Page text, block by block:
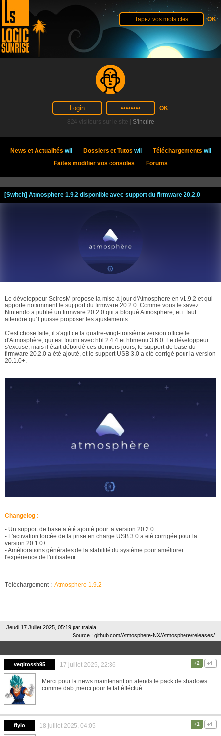
824 visiteurs sur le site | S'incrire
News et Actualités wii Dossiers et Tutos wii Téléchargements wii
Faites modifier vos consoles
Forums
[Switch] Atmosphere 1.9.2 disponible avec support du firmware 20.2.0
Le développeur SciresM propose la mise à jour d'Atmosphere en v1.9.2 et qui
apporte notamment le support du firmware 20.2.0. Comme vous le savez
Nintendo a publié un firmware 20.2.0 qui a bloqué Atmosphere, et il faut
attendre qu'il puisse proposer les ajustements.
C'est chose faite, il s'agit de la quatre-vingt-troisième version officielle
d'Atmosphère, qui est fourni avec hbl 2.4.4 et hbmenu 3.6.0. Le développeur
s'excuse, mais il était débordé ces derniers jours, le support de base du
firmware 20.2.0 a été ajouté, et le support USB 3.0 a été corrigé pour la version
20.1.0+.
Changelog :
- Un support de base a été ajouté pour la version 20.2.0.
- L'activation forcée de la prise en charge USB 3.0 a été corrigée pour la
version 20.1.0+.
- Améliorations générales de la stabilité du système pour améliorer
l'expérience de l'utilisateur.
Téléchargement : Atmosphere 1.9.2
Jeudi 17 Juillet 2025, 05:19 par tralala
Source : github.com/Atmosphere-NX/Atmosphere/releases/
vegitossb95 17 juillet 2025, 22:36 +2
Merci pour la news maintenant on atends le pack de shadows
comme dab ,merci pour le taf éfféctué
flylo 18 juillet 2025, 04:05 +1